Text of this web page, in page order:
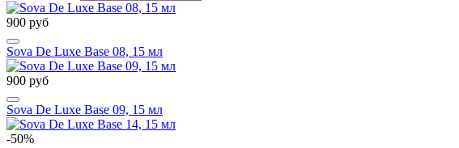
900 руб
Sova De Luxe Base 08, 15 мл
900 руб
Sova De Luxe Base 09, 15 мл
-50%